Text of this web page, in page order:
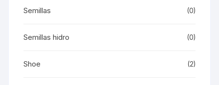
Semillas (0)
Semillas hidro (0)
Shoe (2)